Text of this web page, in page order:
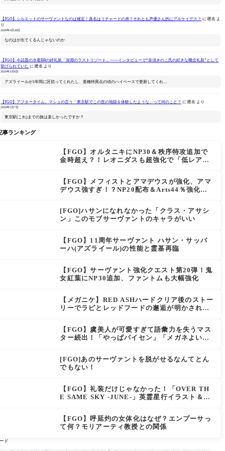
【FGO】シルエットのサーヴァントなのは確定！真名はリチャードの弟？それとも声優さん的にアルケイデス？ に 匿名 よ
り
2026年4月28日
なのはが出てくるんじゃないのか
【FGO】今話題の水着BBの絆礼装「深淵のラストリゾート」――インタビューで“奈須きのこ氏の好きな概念礼装”として
挙げられていた に 匿名 より
2026年1月8日
アズライールが1年間に区切ってくれたし、亜種特異点の頃のハイペースで更新してくれ…
【FGO】アフタータイム、マシュの言う「東京駅でこの世の地獄を体験したような」って何のこと？ に 匿名 より
2026年1月7日
東京駅(これ)までの旅は楽しかったですか？
事ランキング
【FGO】オルタニキにNP30＆秩序特攻追加で
金時超え？！レオニダスも超強化で「低レアと
【FGO】メフィストとアマデウスが強化、アマ
デウス強すぎ！？NP20配布＆Arts44％強化に
[FGO]ハサンになれなかった「クラス・アサシ
ン」このモブサーヴァントのキャラがいい
【FGO】11周年サーヴァント ハサン・サッバ
ーハ(アズライール)の性能と霊基再臨
【FGO】サーヴァント強化クエスト第20弾！鬼
女紅葉にNP30追加、ファントムも大幅強化
【メガニケ】RED ASHハードクリア後のストー
リーでラピとレッドフードの邂逅が明かされ
年寝てた。【勝利の女神NIKKE】
【FGO】虞美人が可愛すぎて語彙力を失うマス
ター続出！「やっぱパイセン」「メガネよい文
[FGO]あのサーヴァントを脱がせるなんてとん
でもない！
【FGO】礼装だけじゃなかった！「OVER TH
E SAME SKY -JUNE-」英霊星行イラスト＆登
【FGO】呼延灼の女体化はなぜ？エンプーサっ
て何？モリアーティ教授との関係
ド